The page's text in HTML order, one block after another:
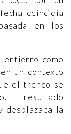
coincidía
en los
entierro como
un contexto
el tronco se
El resultado
desplazaba la